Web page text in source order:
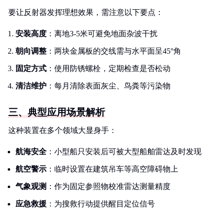
要让反射器发挥理想效果，需注意以下要点：
安装高度 ：离地3-5米可避免地面杂波干扰
朝向调整 ：两块金属板的交线需与水平面呈45°角
固定方式 ：使用防锈螺栓，定期检查是否松动
清洁维护 ：每月清除表面灰尘、鸟粪等污染物
三、典型应用场景解析
这种装置在多个领域大显身手：
航海安全 ：小型船只安装后可被大型船舶雷达及时发现
航空警示 ：临时设置在建筑吊车等高空障碍物上
气象观测 ：作为固定参照物校准雷达测量精度
应急救援 ：为搜救行动提供醒目定位信号